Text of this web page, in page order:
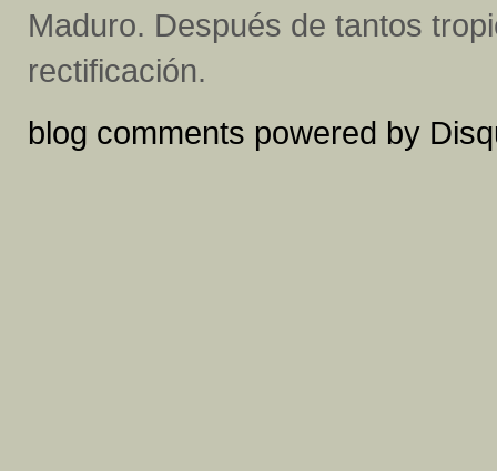
Maduro. Después de tantos
rectificación.
blog comments powered by